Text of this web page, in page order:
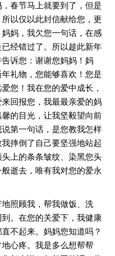
春节马上就要到了，但是
以仅以此封信献给您，更
妈，我欠您一句话，在感
经错过了。所以趁此新年
诉您：谢谢您妈妈！妈
礼物，您能够喜欢！您是
您！我在您的爱中成长，
回报您，我最最亲爱的妈
的目光，让我坚毅望向前
第一句话，是您教我怎样
摔倒了自己要坚强地站起
上的条条皱纹、染黑您头
逝去，唯有我对您的爱永
照顾我，帮我做饭、洗
。在您的关爱下，我健康
不起来。妈妈您知道吗？
心疼。我是多么想帮帮